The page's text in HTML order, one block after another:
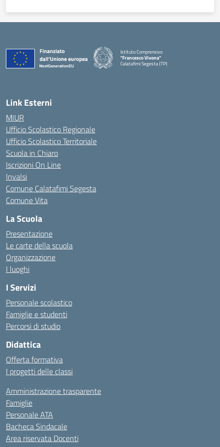
Istituto Comprensivo
"Francesco Vivona"
Calatafimi Segesta (TP)
— Visita la pagina iniziale della scuola
Link Esterni
MIUR
Ufficio Scolastico Regionale
Ufficio Scolastico Territoriale
Scuola in Chiaro
Iscrizioni On Line
Invalsi
Comune Calatafimi Segesta
Comune Vita
La Scuola
Presentazione
Le carte della scuola
Organizzazione
I luoghi
I Servizi
Personale scolastico
Famiglie e studenti
Percorsi di studio
Didattica
Offerta formativa
I progetti delle classi
Amministrazione trasparente
Famiglie
Personale ATA
Bacheca Sindacale
Area riservata Docenti